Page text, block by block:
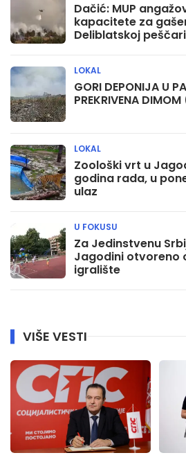
Dačić: MUP
kapacitete za
Deliblatskoj peščari
GORI DEPONIJA U
PREKRIVENA
LOKAL
Zoološki vrt u
godina rada, u
ulaz
LOKAL
Za Jedinstvenu
Jagodini otvoreno
igralište
U FOKUSU
VIŠE VESTI